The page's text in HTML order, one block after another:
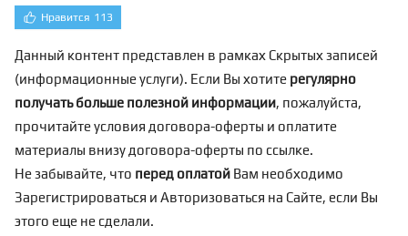
Нравится 113
Данный контент представлен в рамках Скрытых записей
(информационные услуги). Если Вы хотите регулярно
получать больше полезной информации, пожалуйста,
прочитайте условия договора-оферты и оплатите
материалы внизу договора-оферты по ссылке.
Не забывайте, что перед оплатой Вам необходимо
Зарегистрироваться и Авторизоваться на Сайте, если Вы
этого еще не сделали.